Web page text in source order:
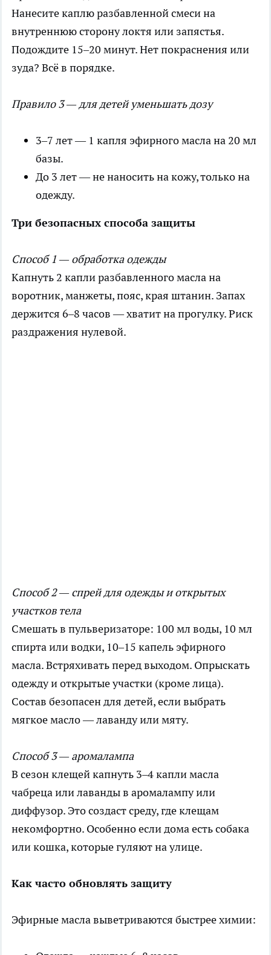
Нанесите каплю разбавленной смеси на
внутреннюю сторону локтя или запястья.
Подождите 15–20 минут. Нет покраснения или
зуда? Всё в порядке.
Правило 3 — для детей уменьшать дозу
3–7 лет — 1 капля эфирного масла на 20 мл
базы.
До 3 лет — не наносить на кожу, только на
одежду.
Три безопасных способа защиты
Способ 1 — обработка одежды
Капнуть 2 капли разбавленного масла на
воротник, манжеты, пояс, края штанин. Запах
держится 6–8 часов — хватит на прогулку. Риск
раздражения нулевой.
Способ 2 — спрей для одежды и открытых
участков тела
Смешать в пульверизаторе: 100 мл воды, 10 мл
спирта или водки, 10–15 капель эфирного
масла. Встряхивать перед выходом. Опрыскать
одежду и открытые участки (кроме лица).
Состав безопасен для детей, если выбрать
мягкое масло — лаванду или мяту.
Способ 3 — аромалампа
В сезон клещей капнуть 3–4 капли масла
чабреца или лаванды в аромалампу или
диффузор. Это создаст среду, где клещам
некомфортно. Особенно если дома есть собака
или кошка, которые гуляют на улице.
Как часто обновлять защиту
Эфирные масла выветриваются быстрее химии: